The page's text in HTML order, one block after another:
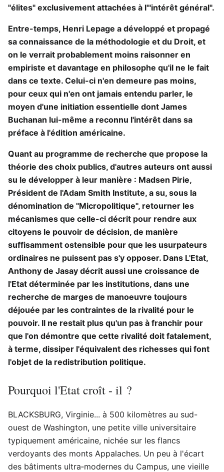
"élites" exclusivement attachées à l'"intérêt général".
Entre-temps, Henri Lepage a développé et propagé
sa connaissance de la méthodologie et du Droit, et
on le verrait probablement moins raisonner en
empiriste et davantage en philosophe qu'il ne le fait
dans ce texte. Celui-ci n'en demeure pas moins,
pour ceux qui n'en ont jamais entendu parler, le
moyen d'une initiation essentielle dont James
Buchanan lui-même a reconnu l'intérêt dans sa
préface à l'édition américaine.
Quant au programme de recherche que propose la
théorie des choix publics, d'autres auteurs ont aussi
su le développer à leur manière : Madsen Pirie,
Président de l'Adam Smith Institute, a su, sous la
dénomination de "Micropolitique", retourner les
mécanismes que celle-ci décrit pour rendre aux
citoyens le pouvoir de décision, de manière
suffisamment ostensible pour que les usurpateurs
ordinaires ne puissent pas s'y opposer. Dans L'Etat,
Anthony de Jasay décrit aussi une croissance de
l'Etat déterminée par les institutions, dans une
recherche de marges de manoeuvre toujours
déjouée par les contraintes de la rivalité pour le
pouvoir. Il ne restait plus qu'un pas à franchir pour
que l'on démontre que cette rivalité doit fatalement,
à terme, dissiper l'équivalent des richesses qui font
l'objet de la redistribution politique.
Pourquoi l'Etat croît - il ?
BLACKSBURG, Virginie... à 500 kilomètres au sud-
ouest de Washington, une petite ville universitaire
typiquement américaine, nichée sur les flancs
verdoyants des monts Appalaches. Un peu à l'écart
des bâtiments ultra‑modernes du Campus, une vieille